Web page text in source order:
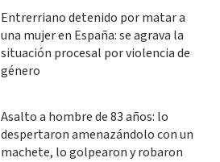
Entrerriano detenido por matar a
una mujer en España: se agrava la
situación procesal por violencia de
género
Asalto a hombre de 83 años: lo
despertaron amenazándolo con un
machete, lo golpearon y robaron